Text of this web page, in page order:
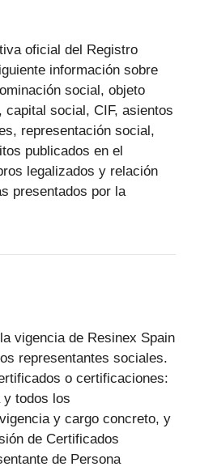
oficial del Registro
información sobre
social, objeto
social, CIF, asientos
representación social,
publicados en el
legalizados y relación
presentados por la
vigencia de Resinex Spain
representantes sociales.
o certificaciones:
y todos los
y cargo concreto, y
de Certificados
de Persona